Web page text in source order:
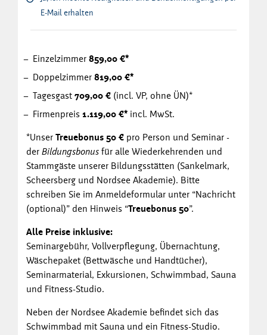
E-Mail erhalten
Einzelzimmer 859,00 €*
Doppelzimmer 819,00 €*
Tagesgast 709,00 € (incl. VP, ohne ÜN)*
Firmenpreis 1.119,00 €* incl. MwSt.
*Unser Treuebonus 50 € pro Person und Seminar -
der Bildungsbonus für alle Wiederkehrenden und
Stammgäste unserer Bildungsstätten (Sankelmark,
Scheersberg und Nordsee Akademie). Bitte
schreiben Sie im Anmeldeformular unter “Nachricht
(optional)” den Hinweis “Treuebonus 50”.
Alle Preise inklusive:
Seminargebühr, Vollverpflegung, Übernachtung,
Wäschepaket (Bettwäsche und Handtücher),
Seminarmaterial, Exkursionen, Schwimmbad, Sauna
und Fitness-Studio.
Neben der Nordsee Akademie befindet sich das
Schwimmbad mit Sauna und ein Fitness-Studio.